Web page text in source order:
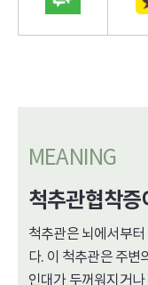
MEANING
척추관협착증
척추관은 뇌에서부
다. 이 척추관은 주변
인대가 두꺼워지거